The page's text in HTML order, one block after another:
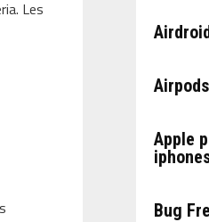
Les
Apple
Bug